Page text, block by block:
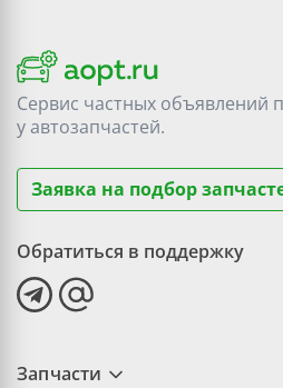
Сервис частных объявлений
уавтозапчастей.
Заявка на подбор
Обратиться в поддержку
Запчасти